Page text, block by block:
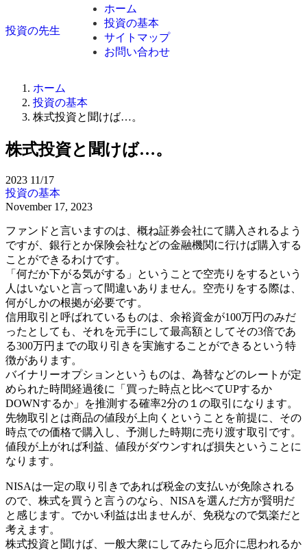
投資の先生
ホーム
投資の基本
サイトマップ
お問い合わせ
ホーム
投資の基本
株式投資と聞けば…。
株式投資と聞けば…。
2023 11/17
投資の基本
November 17, 2023
ファンドと言いますのは、概ね証券会社にて購入されるよう
ですが、銀行とか保険会社などの金融機関に行けば購入する
ことができるわけです。
「何だか下がる気がする」ということで空売りをするという
人はいないと言って間違いありません。空売りをする際は、
何がしかの根拠が必要です。
信用取引と呼ばれているものは、余裕資金が100万円のみだ
ったとしても、それを元手にして最高額としてその3倍であ
る300万円までの取り引きを実施することができるという特
徴があります。
バイナリーオプションというものは、為替などのレートが定
められた時間経過後に「買った時点と比べてUPするか
DOWNするか」を推測する確率2分の１の取引になります。
先物取引とは商品の値段が上向くということを前提に、その
時点での価格で購入し、予測した時期に売り渡す取引です。
値段が上がれば利益、値段がダウンすれば損失ということに
なります。
NISAは一定の取り引きであれば税金の支払いが免除される
ので、株式を買うと言うのなら、NISAを選んだ方が賢明だ
と感じます。でかい利益は出ませんが、免税なので気楽だと
考えます。
株式投資と聞けば、一般大衆にしてみたら厄介に思われるか